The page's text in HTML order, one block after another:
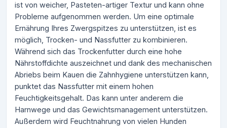
ist von weicher, Pasteten-artiger Textur und kann ohne
Probleme aufgenommen werden. Um eine optimale
Ernährung Ihres Zwergspitzes zu unterstützen, ist es
möglich, Trocken- und Nassfutter zu kombinieren.
Während sich das Trockenfutter durch eine hohe
Nährstoffdichte auszeichnet und dank des mechanischen
Abriebs beim Kauen die Zahnhygiene unterstützen kann,
punktet das Nassfutter mit einem hohen
Feuchtigkeitsgehalt. Das kann unter anderem die
Harnwege und das Gewichtsmanagement unterstützen.
Außerdem wird Feuchtnahrung von vielen Hunden